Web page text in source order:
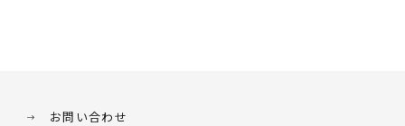
お問い合わせ